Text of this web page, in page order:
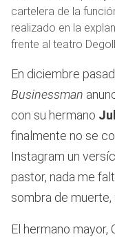
cartelera de la
realizado en la
frente al teatro
En diciembre
Businessman
con su hermano
finalmente no se
Instagram un
pastor, nada me
sombra de muerte,
El hermano mayor,